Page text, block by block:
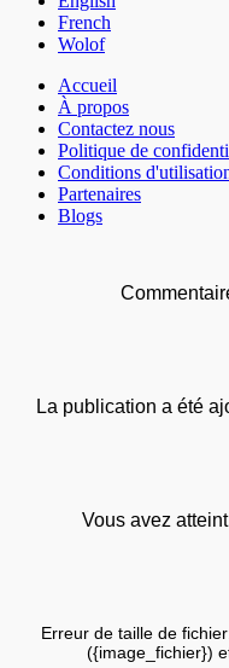
French
Wolof
Accueil
À propos
Contactez nous
Politique de
Conditions
Partenaires
Blogs
La publication a été
Vous avez
Erreur de taille de
({image_fichier})